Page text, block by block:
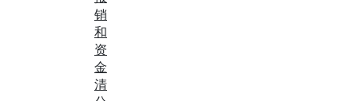
销
和
资
金
清